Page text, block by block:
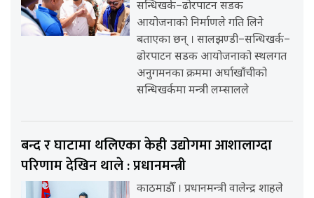
सन्धिखर्क–ढोरपाटन सडक
आयोजनाको निर्माणले गति लिने
बताएका छन् । सालझण्डी–सन्धिखर्क–
ढोरपाटन सडक आयोजनाको स्थलगत
अनुगमनका क्रममा अर्घाखाँचीको
सन्धिखर्कमा मन्त्री लम्सालले
बन्द र घाटामा थलिएका केही उद्योगमा आशालाग्दा
परिणाम देखिन थाले : प्रधानमन्त्री
काठमाडौँ । प्रधानमन्त्री वालेन्द्र शाहले